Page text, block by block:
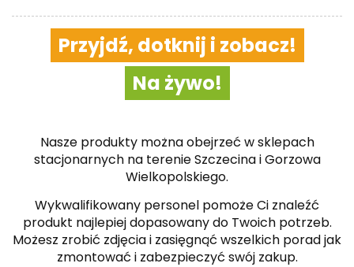
Przyjdź, dotknij i zobacz!
Na żywo!
Nasze produkty można obejrzeć w sklepach
stacjonarnych na terenie Szczecina i Gorzowa
Wielkopolskiego.
Wykwalifikowany personel pomoże Ci znaleźć
produkt najlepiej dopasowany do Twoich potrzeb.
Możesz zrobić zdjęcia i zasięgnąć wszelkich porad jak
zmontować i zabezpieczyć swój zakup.